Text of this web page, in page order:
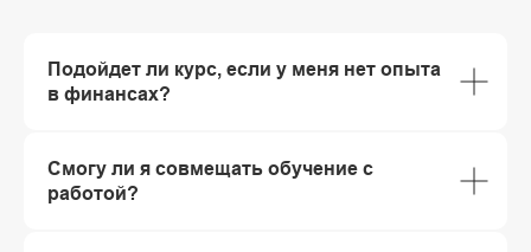
Подойдет ли курс, если у меня нет опыта
в финансах?
Смогу ли я совмещать обучение с
работой?